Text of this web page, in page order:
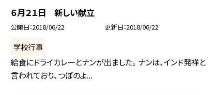
６月２１日 新しい献立
公開日 2018/06/22 更新日 2018/06/22
学校行事
給食にドライカレーとナンが出ました。 ナンは、インド発祥と
言われており、つぼのよ...